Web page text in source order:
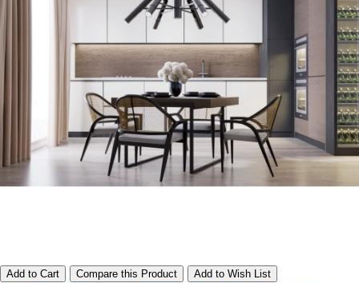
Add to Cart Compare this Product Add to Wish List